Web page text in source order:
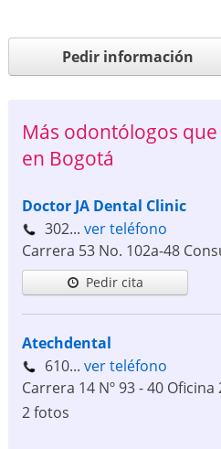
Pedir información
Más odontólogos
en Bogotá
Doctor JA Dental Clinic
302... ver teléfono
Carrera 53 No. 102a-48
Pedir cita
Atechdental
610... ver teléfono
Carrera 14 Nº 93 - 40 Oficina
2 fotos